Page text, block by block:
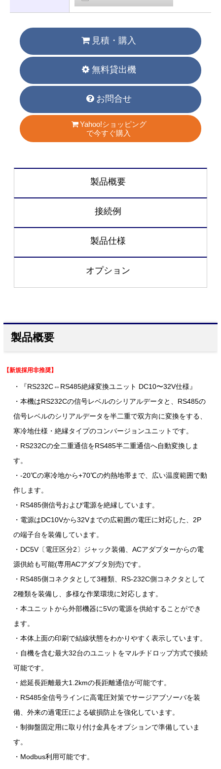
見積・購入
無料貸出機
お問合せ
Yahoo!ショッピング
で今すぐ購入
製品概要
接続例
製品仕様
オプション
製品概要
【新規採用非推奨】
・『RS232C⇔RS485絶縁変換ユニット DC10〜32V仕様』
・本機はRS232Cの信号レベルのシリアルデータと、RS485の
信号レベルのシリアルデータを半二重で双方向に変換をする、
寒冷地仕様・絶縁タイプのコンバージョンユニットです。
・RS232Cの全二重通信をRS485半二重通信へ自動変換しま
す。
・-20℃の寒冷地から+70℃の灼熱地帯まで、広い温度範囲で動
作します。
・RS485側信号および電源を絶縁しています。
・電源はDC10Vから32Vまでの広範囲の電圧に対応した、2P
の端子台を装備しています。
・DC5V〔電圧区分2〕ジャック装備、ACアダプターからの電
源供給も可能(専用ACアダプタ別売)です。
・RS485側コネクタとして3種類、RS-232C側コネクタとして
2種類を装備し、多様な作業環境に対応します。
・本ユニットから外部機器に5Vの電源を供給することができ
ます。
・本体上面の印刷で結線状態をわかりやすく表示しています。
・自機を含む最大32台のユニットをマルチドロップ方式で接続
可能です。
・総延長距離最大1.2kmの長距離通信が可能です。
・RS485全信号ラインに高電圧対策でサージアブソーバを装
備、外来の過電圧による破損防止を強化しています。
・制御盤固定用に取り付け金具をオプションで準備していま
す。
・Modbus利用可能です。